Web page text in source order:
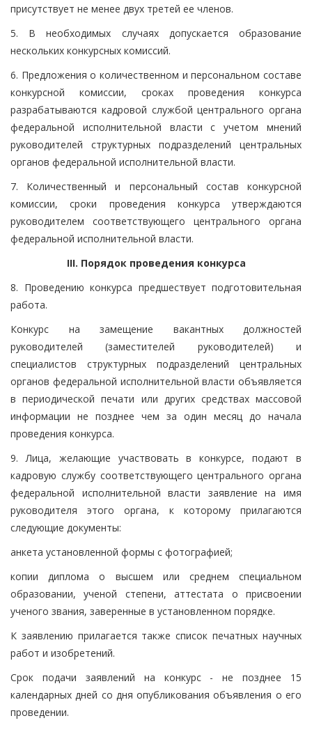
присутствует не менее двух третей ее членов.
5. В необходимых случаях допускается образование
нескольких конкурсных комиссий.
6. Предложения о количественном и персональном составе
конкурсной комиссии, сроках проведения конкурса
разрабатываются кадровой службой центрального органа
федеральной исполнительной власти с учетом мнений
руководителей структурных подразделений центральных
органов федеральной исполнительной власти.
7. Количественный и персональный состав конкурсной
комиссии, сроки проведения конкурса утверждаются
руководителем соответствующего центрального органа
федеральной исполнительной власти.
III. Порядок проведения конкурса
8. Проведению конкурса предшествует подготовительная
работа.
Конкурс на замещение вакантных должностей
руководителей (заместителей руководителей) и
специалистов структурных подразделений центральных
органов федеральной исполнительной власти объявляется
в периодической печати или других средствах массовой
информации не позднее чем за один месяц до начала
проведения конкурса.
9. Лица, желающие участвовать в конкурсе, подают в
кадровую службу соответствующего центрального органа
федеральной исполнительной власти заявление на имя
руководителя этого органа, к которому прилагаются
следующие документы:
анкета установленной формы с фотографией;
копии диплома о высшем или среднем специальном
образовании, ученой степени, аттестата о присвоении
ученого звания, заверенные в установленном порядке.
К заявлению прилагается также список печатных научных
работ и изобретений.
Срок подачи заявлений на конкурс - не позднее 15
календарных дней со дня опубликования объявления о его
проведении.